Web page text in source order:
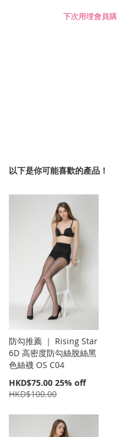
下次用埋會員
以下是你可能喜歡的產品！
防勾推薦 ｜ Rising Star
6D 高密度防勾絲脫絲黑
色絲襪 OS C04
特
價
HKD$75.00 25% off
HKD$100.00